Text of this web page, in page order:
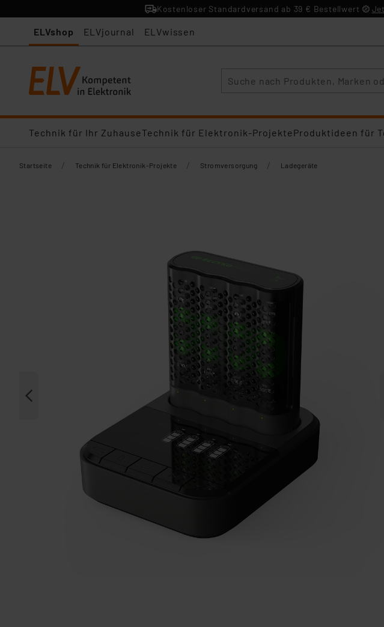
Kostenloser Standardversand ab 39 € Bestellwert
ELVshop ELVjournal ELVwissen
Technik für Ihr ZuhauseTechnik für Elektronik-ProjekteProduktideen für
Startseite / Technik für Elektronik-Projekte / Stromversorgung / Ladegeräte